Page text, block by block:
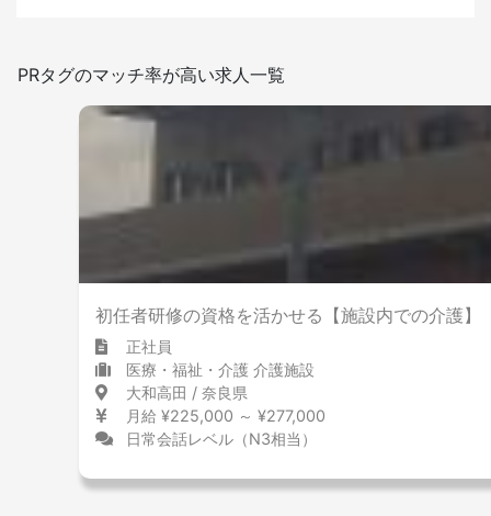
日本語を使う頻度
PRタグのマッチ率が高い求人一覧
初任者研修の資格を活かせる【施設内での介護
正社員
医療・福祉・介護 介護施設
大和高田 / 奈良県
月給 ¥225,000 ～ ¥277,000
日常会話レベル（N3相当）